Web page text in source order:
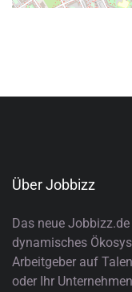
Über Jobbizz
Das neue
dynamisches
Arbeitgeber auf
oder Ihr